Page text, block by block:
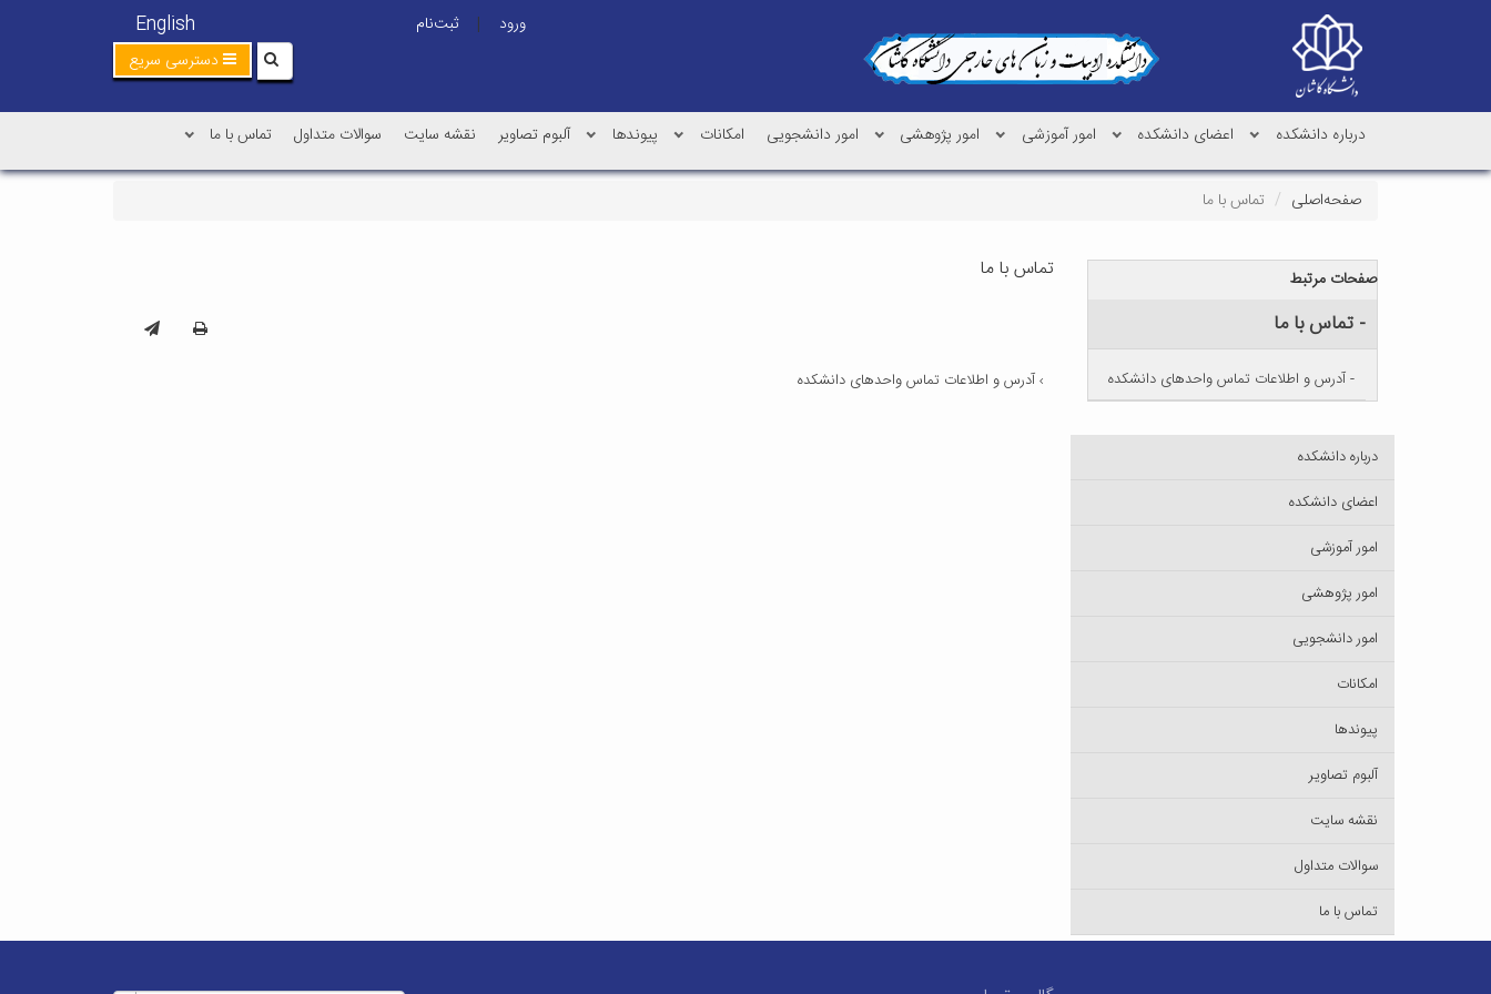
English ورود |
ثبت‌نام
دسترسی سریع
درباره دانشکده اعضای دانشکده امور آموزشی امور پژوهشی امور دانشجویی امکانات پیوندها آلبوم تصاویر نقشه سایت سوالات متداول تماس با ما
صفحه‌اصلی تماس با ما
تماس با ما
آدرس و اطلاعات تماس واحدهای دانشکده
صفحات مرتبط
- تماس با ما
- آدرس و اطلاعات تماس واحدهای دانشکده
درباره دانشکده
اعضای دانشکده
امور آموزشی
امور پژوهشی
امور دانشجویی
امکانات
پیوندها
آلبوم تصاویر
نقشه سایت
سوالات متداول
تماس با ما